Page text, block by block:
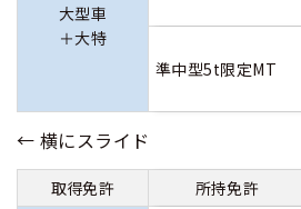
大型車
＋大特
準中型5t限定MT
取得免許 所持免許